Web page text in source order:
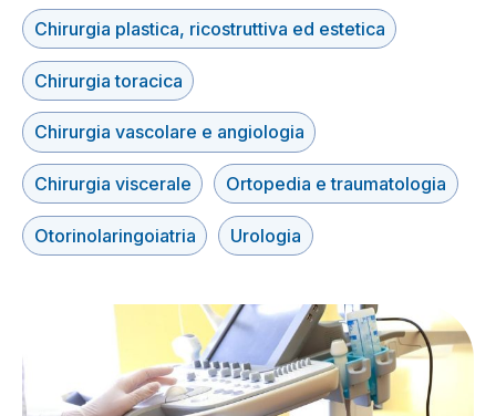
Chirurgia plastica, ricostruttiva ed estetica
Chirurgia toracica
Chirurgia vascolare e angiologia
Chirurgia viscerale Ortopedia e traumatologia
Otorinolaringoiatria Urologia